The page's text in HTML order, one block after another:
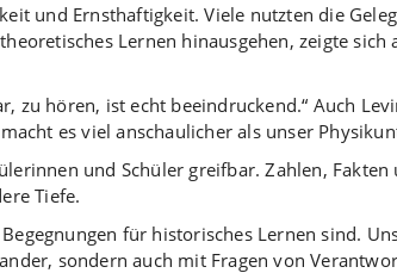
und Ernsthaftigkeit. Viele nutzten die
Lernen hinausgehen, zeigte sich
zu hören, ist echt beeindruckend.“ Auch
es viel anschaulicher als unser
und Schüler greifbar. Zahlen,
Tiefe.
für historisches Lernen sind.
sondern auch mit Fragen von